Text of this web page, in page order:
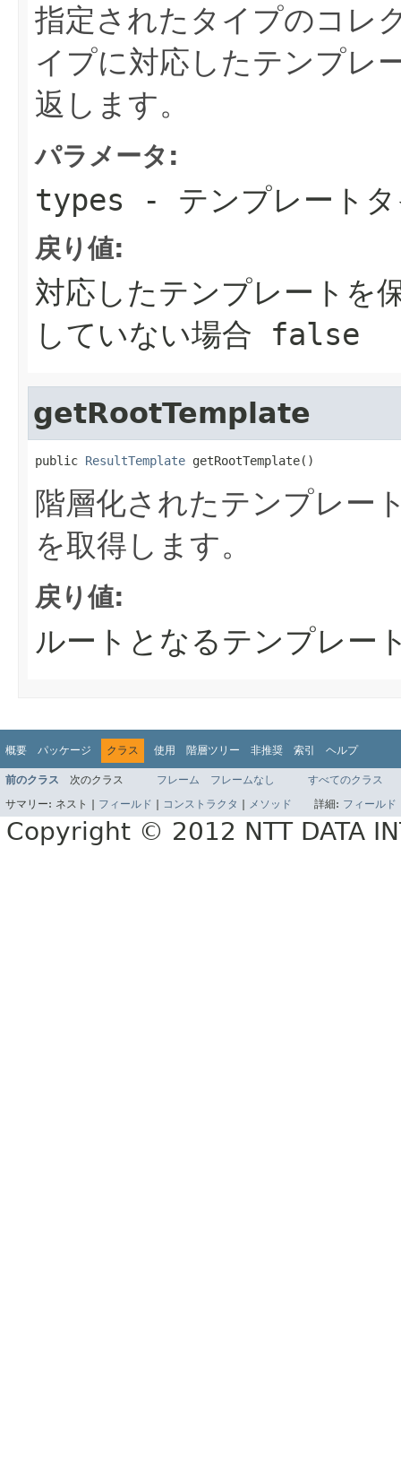
指定されたタイプのコレ
イプに対応したテンプレ
返します。
パラメータ:
types - テンプレートタ
戻り値:
対応したテンプレート
していない場合 false
getRootTemplate
public ResultTemplate getRootTemplate()
階層化されたテンプレー
を取得します。
戻り値:
ルートとなるテンプレー
概要 パッケージ クラス 使用 階層ツリー 非推奨 索引 ヘルプ
前のクラス 次のクラス フレーム フレームなし
すべてのクラス
サマリー: ネスト | フィールド コンストラクタ メソッド 詳細: フィールド
Copyright © 2012 NTT DATA